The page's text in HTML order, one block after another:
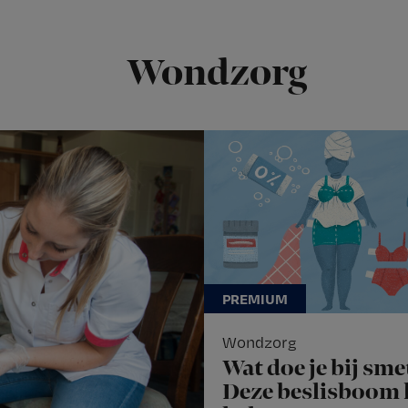
Wondzorg
Wondzorg
Wat doe je bij
Deze beslisboom